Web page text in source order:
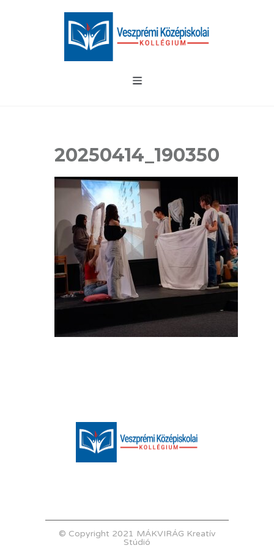
20250414_190350
© Copyright 2021 MÁKVIRÁG Kreatív
Stúdió